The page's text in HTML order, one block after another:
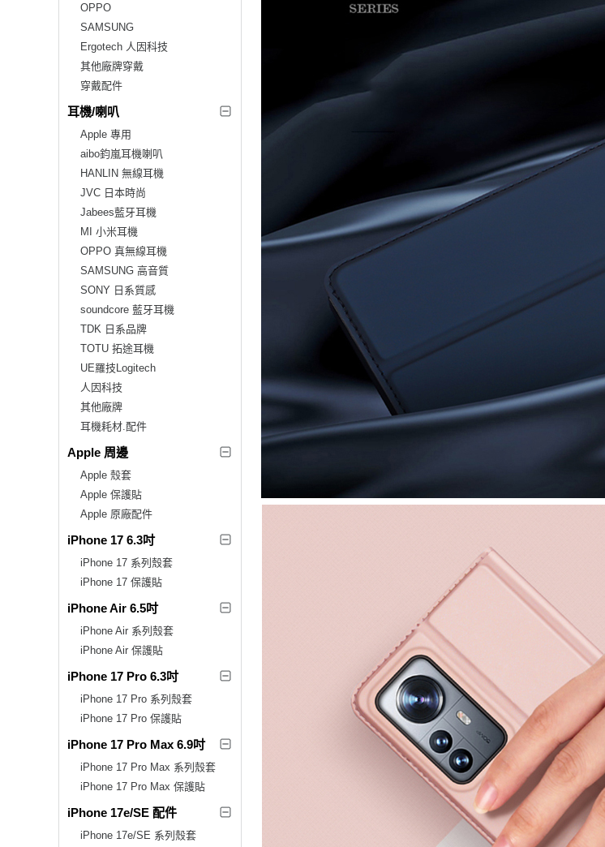
OPPO
SAMSUNG
Ergotech 人因科技
其他廠牌穿戴
穿戴配件
耳機/喇叭
Apple 專用
aibo鈞嵐耳機喇叭
HANLIN 無線耳機
JVC 日本時尚
Jabees藍牙耳機
MI 小米耳機
OPPO 真無線耳機
SAMSUNG 高音質
SONY 日系質感
soundcore 藍牙耳機
TDK 日系品牌
TOTU 拓途耳機
UE羅技Logitech
人因科技
其他廠牌
耳機耗材.配件
Apple 周邊
Apple 殼套
Apple 保護貼
Apple 原廠配件
iPhone 17 6.3吋
iPhone 17 系列殼套
iPhone 17 保護貼
iPhone Air 6.5吋
iPhone Air 系列殼套
iPhone Air 保護貼
iPhone 17 Pro 6.3吋
iPhone 17 Pro 系列殼套
iPhone 17 Pro 保護貼
iPhone 17 Pro Max 6.9吋
iPhone 17 Pro Max 系列殼套
iPhone 17 Pro Max 保護貼
iPhone 17e/SE 配件
iPhone 17e/SE 系列殼套